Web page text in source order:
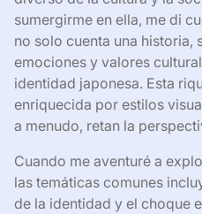
sumergirme en ella, me di
no solo cuenta una historia,
emociones y valores
identidad japonesa. Esta
enriquecida por estilos
a menudo, retan la
Cuando me aventuré a
las temáticas comunes
de la identidad y el choque